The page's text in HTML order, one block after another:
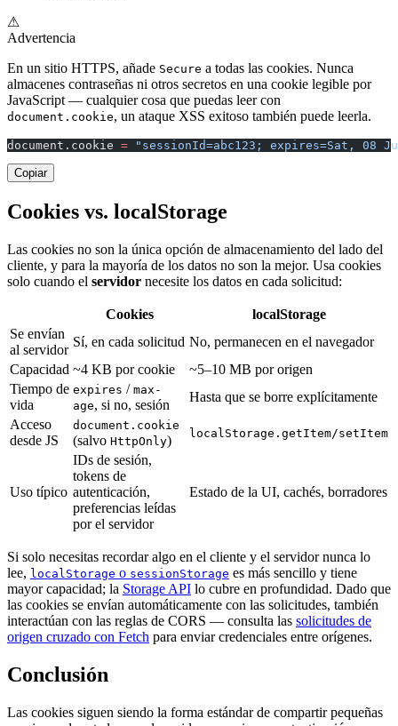
⚠
Advertencia
En un sitio HTTPS, añade Secure a todas las cookies. Nunca
almacenes contraseñas ni otros secretos en una cookie legible por
JavaScript — cualquier cosa que puedas leer con
document.cookie, un ataque XSS exitoso también puede leerla.
document.cookie = "sessionId=abc123; expires=Sat, 08
Copiar
Cookies vs. localStorage
Las cookies no son la única opción de almacenamiento del lado del
cliente, y para la mayoría de los datos no son la mejor. Usa cookies
solo cuando el servidor necesite los datos en cada solicitud:
Cookies
localStorage
Se envían
al servidor
Sí, en cada solicitud No, permanecen en el navegador
Capacidad ~4 KB por cookie
~5–10 MB por origen
Tiempo de
vida
expires / max-
age, si no, sesión
Hasta que se borre explícitamente
Acceso
desde JS
document.cookie
(salvo HttpOnly) localStorage.getItem/setItem
Uso típico
IDs de sesión,
tokens de
autenticación,
preferencias leídas
por el servidor
Estado de la UI, cachés, borradores
Si solo necesitas recordar algo en el cliente y el servidor nunca lo
lee, localStorage o sessionStorage es más sencillo y tiene
mayor capacidad; la Storage API lo cubre en profundidad. Dado que
las cookies se envían automáticamente con las solicitudes, también
interactúan con las reglas de CORS — consulta las solicitudes de
origen cruzado con Fetch para enviar credenciales entre orígenes.
Conclusión
Las cookies siguen siendo la forma estándar de compartir pequeñas